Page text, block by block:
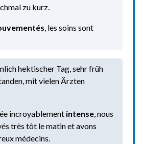
zu kurz.
, les soins sont
hektischer Tag, sehr früh
mit vielen Ärzten
incroyablement intense, nous
très tôt le matin et avons
médecins.